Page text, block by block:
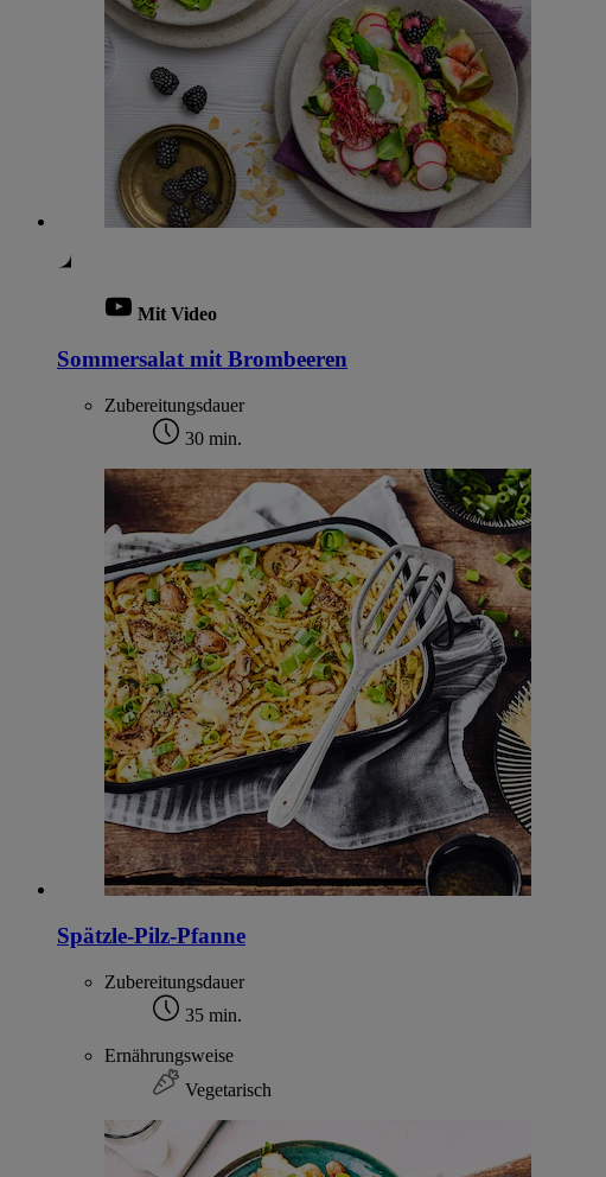
Mit Video
Sommersalat mit Brombeeren
Zubereitungsdauer
30 min.
Spätzle-Pilz-Pfanne
Zubereitungsdauer
35 min.
Ernährungsweise
Vegetarisch